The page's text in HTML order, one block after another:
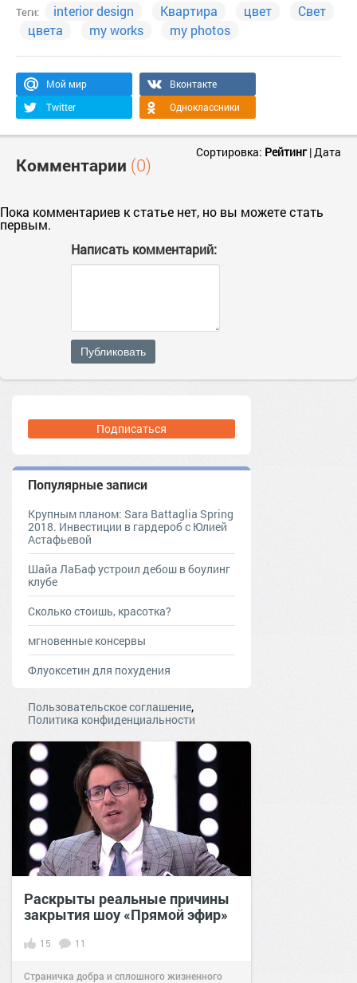
Теги: interior design Квартира цвет
Свет
цвета
my works my photos
Мой мир
Вконтакте
Twitter
Одноклассники
Комментарии (0)
Сортировка: Рейтинг|Дата
Пока комментариев к статье нет, но вы можете стать
первым.
Написать комментарий:
Публиковать
Подписаться
Популярные записи
Крупным планом: Sara Battaglia Spring
2018. Инвестиции в гардероб с Юлией
Астафьевой
Шайа ЛаБаф устроил дебош в боулинг
клубе
Сколько стоишь, красотка?
мгновенные консервы
Флуоксетин для похудения
Пользовательское соглашение,
Политика конфиденциальности
Раскрыты реальные причины
закрытия шоу «Прямой эфир»
15 11
Страничка добра и сплошного жизненного